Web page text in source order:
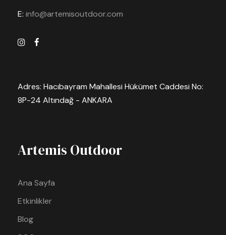
E: info@artemisoutdoor.com
Adres: Hacıbayram Mahallesi Hükümet Caddesi No:
8P-24 Altındağ - ANKARA
Artemis Outdoor
Ana Sayfa
Etkinlikler
Blog